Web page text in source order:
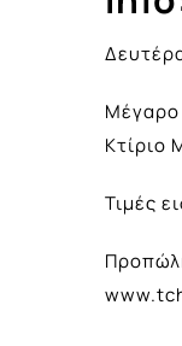
Μέγαρο
Κτίριο
Τιμές